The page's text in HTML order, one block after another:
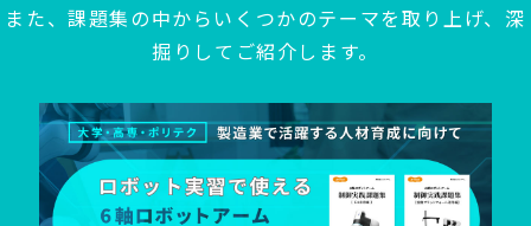
また、課題集の中からいくつかのテーマを取り上げ、深
掘りしてご紹介します。